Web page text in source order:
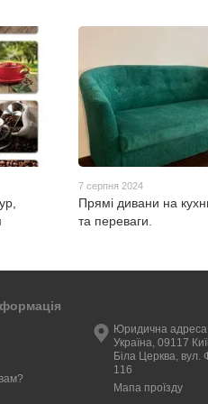
7 серпня 2024
Прямі дивани на
та переваги.
Юридична адреса
Україна, 09117
Біла Церква, вул.
116
Мапа проїзду